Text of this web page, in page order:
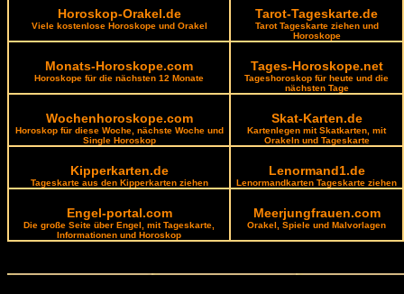
Horoskop-Orakel.de
Viele kostenlose Horoskope und Orakel
Tarot-Tageskarte.de
Tarot Tageskarte ziehen und
Horoskope
Monats-Horoskope.com
Horoskope für die nächsten 12 Monate
Tages-Horoskope.net
Tageshoroskop für heute und die
nächsten Tage
Wochenhoroskope.com
Horoskop für diese Woche, nächste Woche und
Single Horoskop
Skat-Karten.de
Kartenlegen mit Skatkarten, mit
Orakeln und Tageskarte
Kipperkarten.de
Tageskarte aus den Kipperkarten ziehen
Lenormand1.de
Lenormandkarten Tageskarte ziehen
Engel-portal.com
Die große Seite über Engel, mit Tageskarte,
Informationen und Horoskop
Meerjungfrauen.com
Orakel, Spiele und Malvorlagen